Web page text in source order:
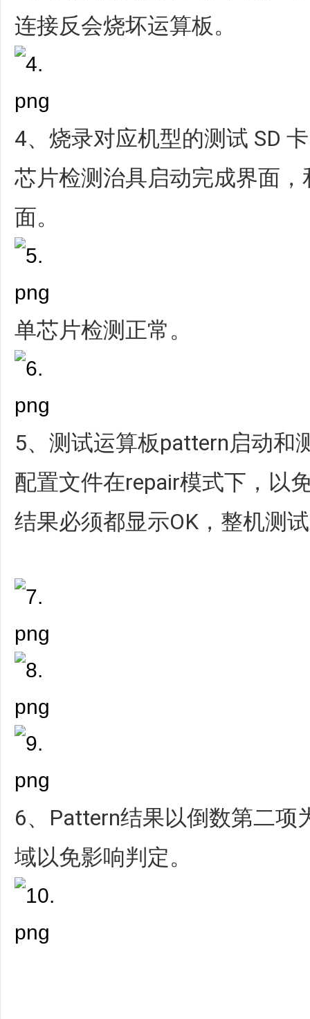
连接反会烧坏运算板。
4、烧录对应机型的测试 SD
芯片检测治具启动完成界面
面。
单芯片检测正常。
5、测试运算板pattern启动和
配置文件在repair模式下，以
结果必须都显示OK，整机测
6、Pattern结果以倒数第二项
域以免影响判定。